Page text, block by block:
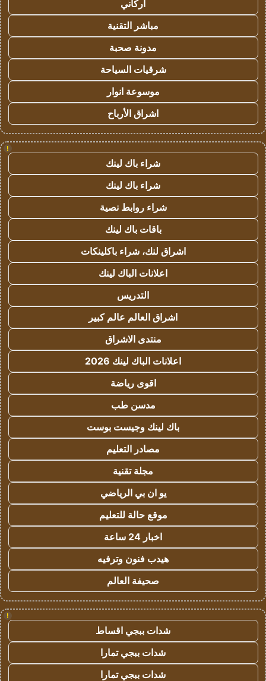
أركاني
مباشر التقنية
مدونة صحبة
شرقيات السياحة
موسوعة انوار
اشراق الأرباح
!
شراء باك لينك
شراء باك لينك
شراء روابط نصية
باقات باك لينك
اشراق لنك، شراء باكلينكات
اعلانات الباك لينك
التدريس
اشراق العالم عالم كبير
منتدى الاشراق
اعلانات الباك لينك 2026
اقوى رياضة
مدسن طب
باك لينك وجيست بوست
مصادر التعليم
مجلة تقنية
يو ان بي الرياضي
موقع حالة للتعليم
اخبار 24 ساعة
هيدب فنون وترفيه
صحيفة العالم
!
شدات ببجي اقساط
شدات ببجي تمارا
شدات ببجي تمارا